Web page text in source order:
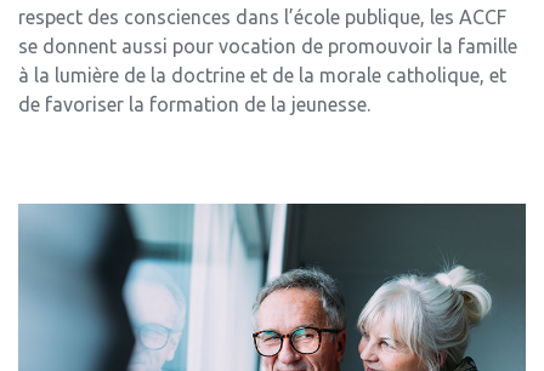
respect des consciences dans l’école publique, les ACCF
se donnent aussi pour vocation de promouvoir la famille
à la lumière de la doctrine et de la morale catholique, et
de favoriser la formation de la jeunesse.